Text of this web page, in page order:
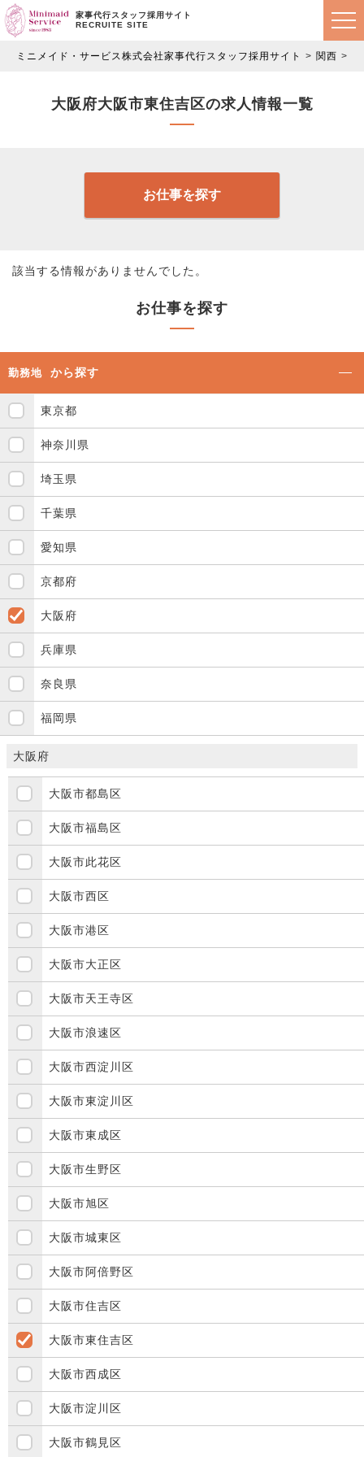
家事代行スタッフ採用サイト
RECRUITE SITE
ミニメイド・サービス株式会社家事代行スタッフ採用サイト 関西
大阪府大阪市東住吉区の求人情報一覧
お仕事を探す
該当する情報がありませんでした。
お仕事を探す
勤務地 から探す
東京都
神奈川県
埼玉県
千葉県
愛知県
京都府
大阪府
兵庫県
奈良県
福岡県
大阪府
大阪市都島区
大阪市福島区
大阪市此花区
大阪市西区
大阪市港区
大阪市大正区
大阪市天王寺区
大阪市浪速区
大阪市西淀川区
大阪市東淀川区
大阪市東成区
大阪市生野区
大阪市旭区
大阪市城東区
大阪市阿倍野区
大阪市住吉区
大阪市東住吉区
大阪市西成区
大阪市淀川区
大阪市鶴見区